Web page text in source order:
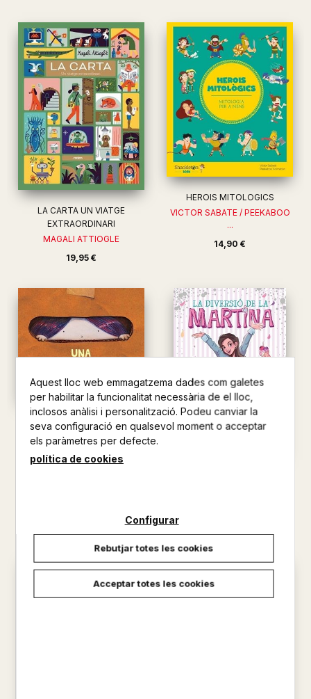
LA CARTA UN VIATGE
EXTRAORDINARI
MAGALI ATTIOGLE
19,95 €
HEROIS MITOLOGICS
VICTOR SABATE / PEEKABOO
...
14,90 €
UNA CAIXA
RODRIGO MATTIOLI
15,00 €
Aquest lloc web emmagatzema dades com galetes
per habilitar la funcionalitat necessària de el lloc,
inclosos anàlisi i personalització. Podeu canviar la
seva configuració en qualsevol moment o acceptar
els paràmetres per defecte.
política de cookies
Configurar
Rebutjar totes les cookies
Acceptar totes les cookies